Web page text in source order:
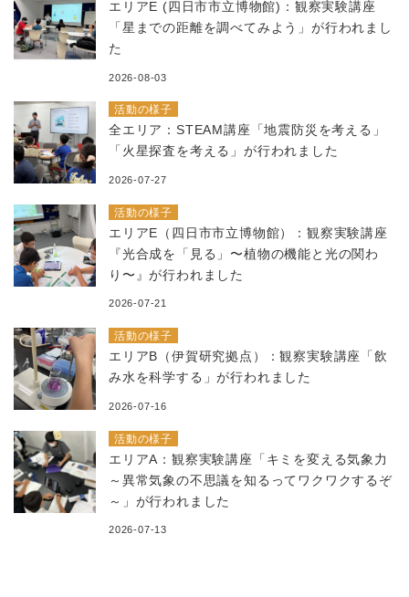
エリアE (四日市市立博物館)：観察実験講座
「星までの距離を調べてみよう」が行われまし
た
2026-08-03
活動の様子
全エリア：STEAM講座「地震防災を考える」
「火星探査を考える」が行われました
2026-07-27
活動の様子
エリアE（四日市市立博物館）：観察実験講座
『光合成を「見る」〜植物の機能と光の関わ
り〜』が行われました
2026-07-21
活動の様子
エリアB（伊賀研究拠点）：観察実験講座「飲
み水を科学する」が行われました
2026-07-16
活動の様子
エリアA：観察実験講座「キミを変える気象力
～異常気象の不思議を知るってワクワクするぞ
～」が行われました
2026-07-13